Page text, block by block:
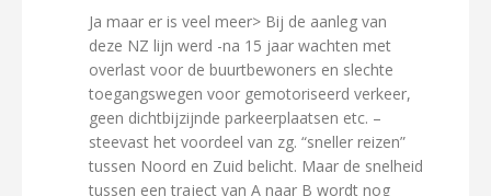
Ja maar er is veel meer> Bij de aanleg van
deze NZ lijn werd -na 15 jaar wachten met
overlast voor de buurtbewoners en slechte
toegangswegen voor gemotoriseerd verkeer,
geen dichtbijzijnde parkeerplaatsen etc. –
steevast het voordeel van zg. “sneller reizen”
tussen Noord en Zuid belicht. Maar de snelheid
tussen een traject van A naar B wordt nog